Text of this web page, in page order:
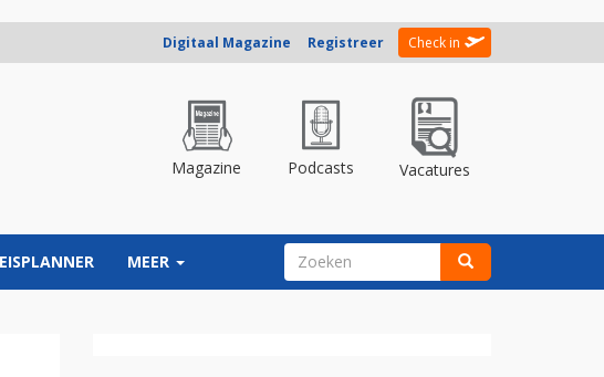
Digitaal Magazine Registreer Check in
Magazine Podcasts Vacatures
MEER ZOEKVELD